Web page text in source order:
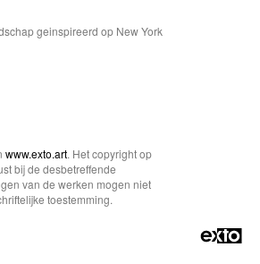
geinspireerd op New York
www.exto.art. Het copyright op
bij de desbetreffende
van de werken mogen niet
toestemming.